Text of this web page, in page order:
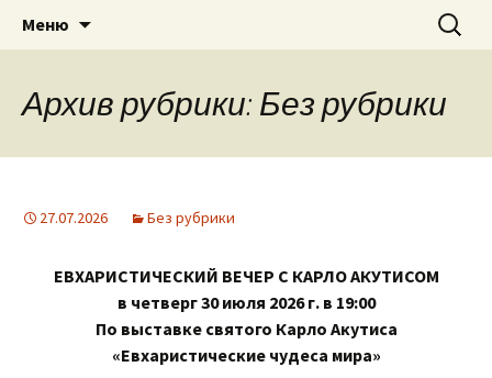
Римско-католическая
церковь в Саратове
Приход святого Климента
Меню Найти:
Архив рубрики: Без рубрики
27.07.2026 Без рубрики
ЕВХАРИСТИЧЕСКИЙ ВЕЧЕР С КАРЛО АКУТИСОМ
в четверг 30 июля 2026 г. в 19:00
По выставке святого Карло Акутиса
«Евхаристические чудеса мира»